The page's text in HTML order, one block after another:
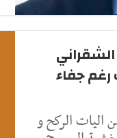
رغم جفاء
اليات الركح و